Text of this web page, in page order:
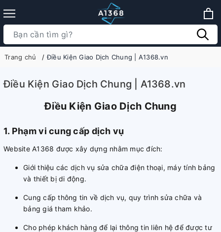
Trang chủ Điều Kiện Giao Dịch Chung | A1368.vn
Điều Kiện Giao Dịch Chung | A1368.vn
Điều Kiện Giao Dịch Chung
1. Phạm vi cung cấp dịch vụ
Website A1368 được xây dựng nhằm mục đích:
Giới thiệu các dịch vụ sửa chữa điện thoại, máy tính bảng
và thiết bị di động.
Cung cấp thông tin về dịch vụ, quy trình sửa chữa và
bảng giá tham khảo.
Cho phép khách hàng để lại thông tin liên hệ để được tư